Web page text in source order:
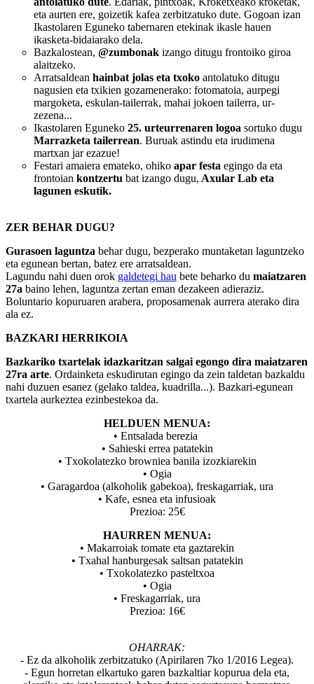
eta aurten ere, goizetik kafea zerbitzatuko dute. Gogoan izan
Ikastolaren Eguneko tabernaren etekinak ikasle hauen
ikasketa-bidaiarako dela.
Bazkalostean, @zumbonak izango ditugu frontoiko giroa
alaitzeko.
Arratsaldean hainbat jolas eta txoko antolatuko ditugu
nagusien eta txikien gozamenerako: fotomatoia, aurpegi
margoketa, eskulan-tailerrak, mahai jokoen tailerra, ur-
zezena...
Ikastolaren Eguneko 25. urteurrenaren logoa sortuko dugu
Marrazketa tailerrean. Buruak astindu eta irudimena
martxan jar ezazue!
Festari amaiera emateko, ohiko apar festa egingo da eta
frontoian kontzertu bat izango dugu, Axular Lab eta
lagunen eskutik.
ZER BEHAR DUGU?
Gurasoen laguntza behar dugu, bezperako muntaketan laguntzeko
eta egunean bertan, batez ere arratsaldean.
Lagundu nahi duen orok galdetegi hau bete beharko du maiatzaren
27a baino lehen, laguntza zertan eman dezakeen adieraziz.
Boluntario kopuruaren arabera, proposamenak aurrera aterako dira
ala ez.
BAZKARI HERRIKOIA
Bazkariko txartelak idazkaritzan salgai egongo dira maiatzaren
27ra arte. Ordainketa eskudirutan egingo da zein taldetan bazkaldu
nahi duzuen esanez (gelako taldea, kuadrilla...). Bazkari-egunean
txartela aurkeztea ezinbestekoa da.
HELDUEN MENUA:
• Entsalada berezia
• Sahieski errea patatekin
• Txokolatezko browniea banila izozkiarekin
• Ogia
• Garagardoa (alkoholik gabekoa), freskagarriak, ura
• Kafe, esnea eta infusioak
Prezioa: 25€
HAURREN MENUA:
• Makarroiak tomate eta gaztarekin
• Txahal hanburgesak saltsan patatekin
• Txokolatezko pasteltxoa
• Ogia
• Freskagarriak, ura
Prezioa: 16€
OHARRAK:
- Ez da alkoholik zerbitzatuko (Apirilaren 7ko 1/2016 Legea).
- Egun horretan elkartuko garen bazkaltiar kopurua dela eta,